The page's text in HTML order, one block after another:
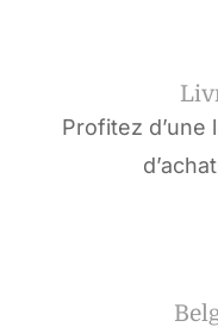
Profitez d’une